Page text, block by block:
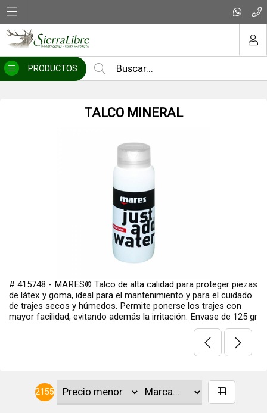
PRODUCTOS
TALCO MINERAL
# 415748 - MARES® Talco de alta calidad para proteger piezas
de látex y goma, ideal para el mantenimiento y para el cuidado
de trajes secos y húmedos. Permite ponerse los trajes con
mayor facilidad, evitando además la irritación. Envase de 125 gr
2155